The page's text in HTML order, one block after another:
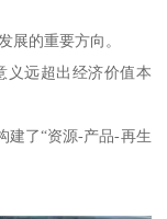
展的重要方向。
义远超出经济价值本
建了“资源-产品-再生